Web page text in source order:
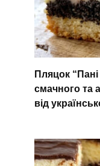
Пляцок
смачного та
від